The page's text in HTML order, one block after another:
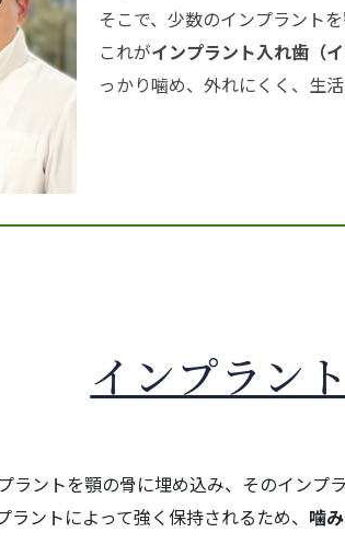
そこで、少数のインプラント
これがインプラント入れ歯（
っかり噛め、外れにくく、生
インプラン
ラントを顎の骨に埋め込み、そのインプ
ラントによって強く保持されるため、 噛